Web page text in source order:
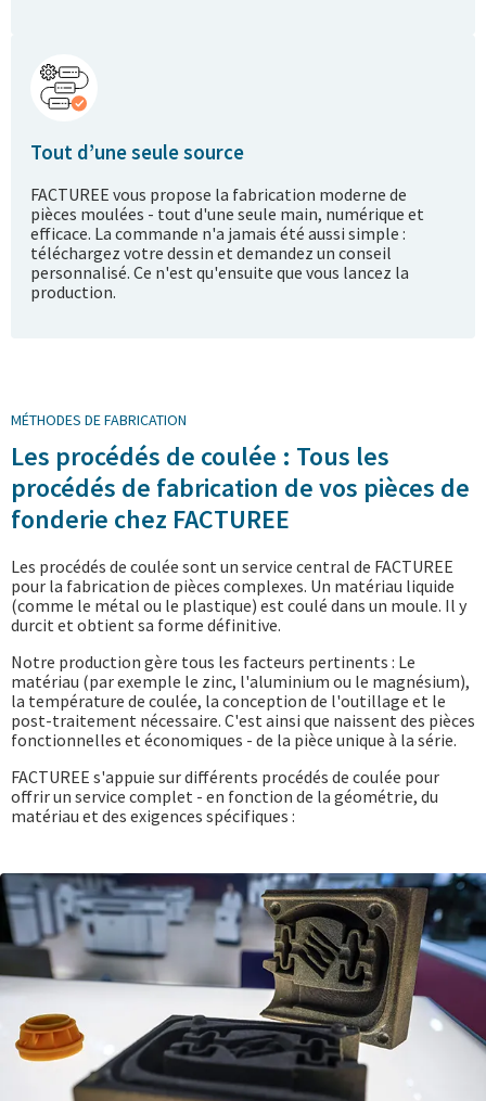
Tout d’une seule source
FACTUREE vous propose la fabrication moderne de
pièces moulées - tout d'une seule main, numérique et
efficace. La commande n'a jamais été aussi simple :
téléchargez votre dessin et demandez un conseil
personnalisé. Ce n'est qu'ensuite que vous lancez la
production.
MÉTHODES DE FABRICATION
Les procédés de coulée : Tous les
procédés de fabrication de vos pièces de
fonderie chez FACTUREE
Les procédés de coulée sont un service central de FACTUREE
pour la fabrication de pièces complexes. Un matériau liquide
(comme le métal ou le plastique) est coulé dans un moule. Il y
durcit et obtient sa forme définitive.
Notre production gère tous les facteurs pertinents : Le
matériau (par exemple le zinc, l'aluminium ou le magnésium),
la température de coulée, la conception de l'outillage et le
post-traitement nécessaire. C'est ainsi que naissent des pièces
fonctionnelles et économiques - de la pièce unique à la série.
FACTUREE s'appuie sur différents procédés de coulée pour
offrir un service complet - en fonction de la géométrie, du
matériau et des exigences spécifiques :